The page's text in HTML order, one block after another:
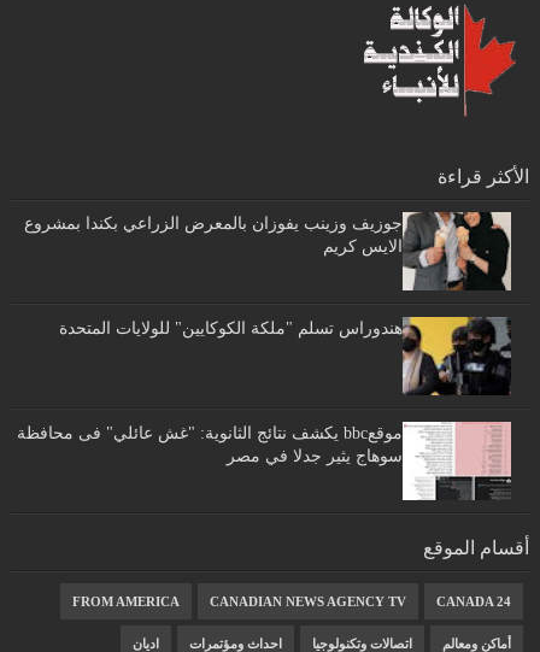
الأكثر قراءة
جوزيف وزينب يفوزان بالمعرض الزراعي بكندا بمشروع
الايس كريم
هندوراس تسلم "ملكة الكوكايين" للولايات المتحدة
موقعbbc يكشف نتائج الثانوية: "غش عائلي" فى محافظة
سوهاج يثير جدلا في مصر
أقسام الموقع
CANADA 24
CANADIAN NEWS AGENCY TV
FROM AMERICA
أماكن ومعالم اتصالات وتكنولوجيا احداث ومؤتمرات اديان